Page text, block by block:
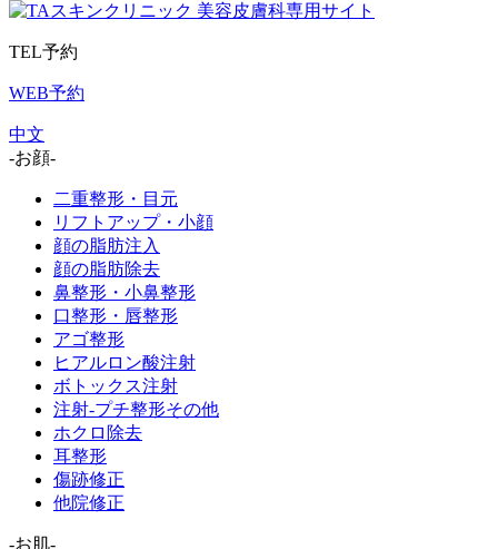
TEL予約
WEB予約
中文
-お顔-
二重整形・目元
リフトアップ・小顔
顔の脂肪注入
顔の脂肪除去
鼻整形・小鼻整形
口整形・唇整形
アゴ整形
ヒアルロン酸注射
ボトックス注射
注射-プチ整形その他
ホクロ除去
耳整形
傷跡修正
他院修正
-お肌-